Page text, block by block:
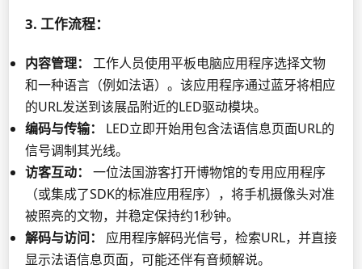
3. 工作流程：
内容管理：
工作人员使用平板电脑应用程序选择文物
和一种语言（例如法语）。该应用程序通过蓝牙将相应
的URL发送到该展品附近的LED驱动模块。
编码与传输：
LED立即开始用包含法语信息页面URL的
信号调制其光线。
访客互动：
一位法国游客打开博物馆的专用应用程序
（或集成了SDK的标准应用程序），将手机摄像头对准
被照亮的文物，并稳定保持约1秒钟。
解码与访问：
应用程序解码光信号，检索URL，并直接
显示法语信息页面，可能还伴有音频解说。